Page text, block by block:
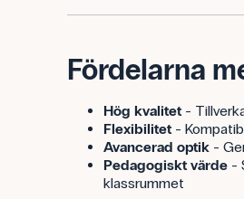
Fördelarna
Hög kvalitet-
Flexibilitet-
Avancerad optik-
Pedagogiskt värde-
klassrummet